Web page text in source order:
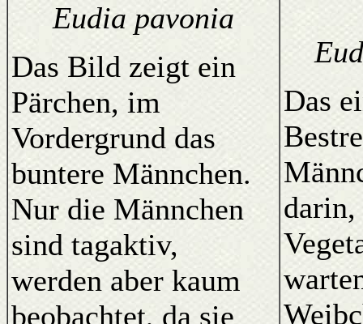
Eudia pavonia
Das Bild zeigt ein
Pärchen, im
Vordergrund das
buntere Männchen.
Nur die Männchen
sind tagaktiv,
werden aber kaum
beobachtet, da sie
Das